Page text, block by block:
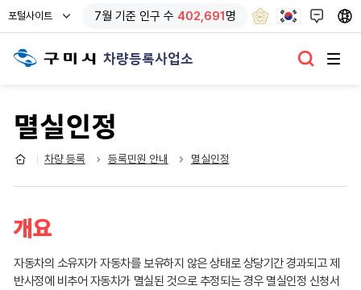
포털사이트 7월 기준 인구 수 402,691명
차량등록사업소
멸실인정
차량 등록 등록민원 안내 멸실인정
개요
자동차의 소유자가 자동차를 보유하지 않은 상태로 상당기간 경과되고 제
반사정에 비추어 자동차가 멸실된 것으로 추정되는 경우 멸실인정 신청서